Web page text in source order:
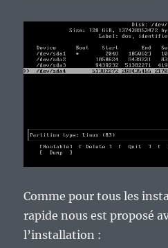
Comme pour tous les
rapide nous est proposé
l’installation :